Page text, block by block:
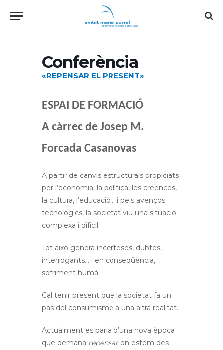
Conferència
«REPENSAR EL PRESENT»
ESPAI DE FORMACIÓ
A càrrec de Josep M.
Forcada Casanovas
A partir de canvis estructurals propiciats
per l’economia, la política, les creences,
la cultura, l’educació… i pels avenços
tecnològics, la societat viu una situació
complexa i difícil.
Tot això genera incerteses, dubtes,
interrogants… i en conseqüència,
sofriment humà.
Cal tenir present que la societat fa un
pas del consumisme a una altra realitat.
Actualment es parla d’una nova època
que demana repensaron estem des